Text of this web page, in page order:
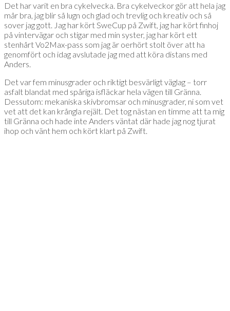
Det har varit en bra cykelvecka. Bra cykelveckor gör att hela jag
mår bra, jag blir så lugn och glad och trevlig och kreativ och så
sover jag gott. Jag har kört SweCup på Zwift, jag har kört finhoj
på vintervägar och stigar med min syster, jag har kört ett
stenhårt Vo2Max-pass som jag är oerhört stolt över att ha
genomfört och idag avslutade jag med att köra distans med
Anders.
Det var fem minusgrader och riktigt besvärligt väglag – torr
asfalt blandat med spåriga isfläckar hela vägen till Gränna.
Dessutom: mekaniska skivbromsar och minusgrader, ni som vet
vet att det kan krångla rejält. Det tog nästan en timme att ta mig
till Gränna och hade inte Anders väntat där hade jag nog tjurat
ihop och vänt hem och kört klart på Zwift.